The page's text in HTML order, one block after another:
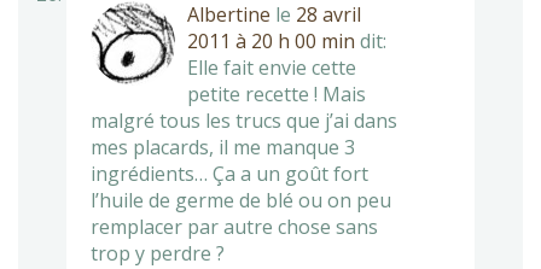
Albertine le 28 avril
2011 à 20 h 00 min dit:
Elle fait envie cette
petite recette ! Mais
malgré tous les trucs que j’ai dans
mes placards, il me manque 3
ingrédients… Ça a un goût fort
l’huile de germe de blé ou on peu
remplacer par autre chose sans
trop y perdre ?